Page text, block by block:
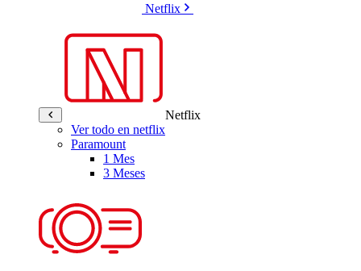
Netflix
Netflix
Ver todo en netflix
Paramount
1 Mes
3 Meses